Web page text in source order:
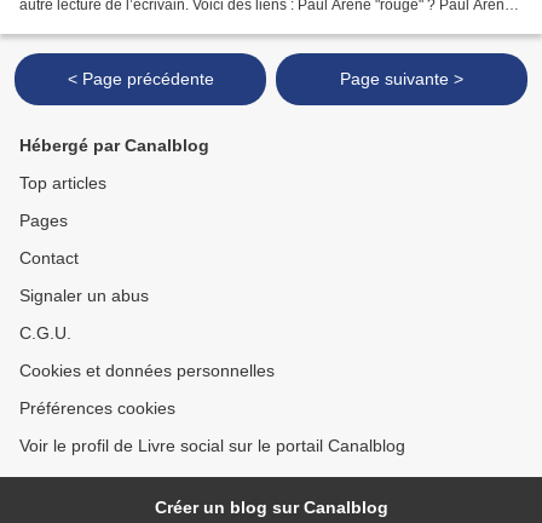
autre lecture de l’écrivain. Voici des liens : Paul Arène "rouge" ? Paul Arène
< Page précédente Page suivante >
Hébergé par Canalblog
Top articles
Pages
Contact
Signaler un abus
C.G.U.
Cookies et données personnelles
Préférences cookies
Voir le profil de Livre social sur le portail Canalblog
Créer un blog sur Canalblog